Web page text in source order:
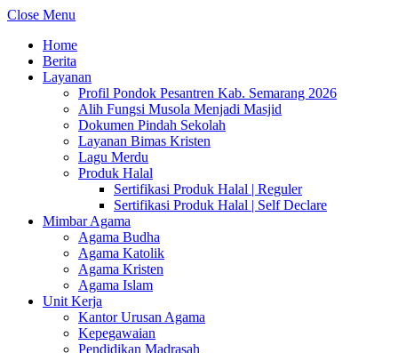
Close Menu
Home
Berita
Layanan
Profil Pondok Pesantren Kab. Semarang 2026
Alih Fungsi Musola Menjadi Masjid
Dokumen Pindah Sekolah
Layanan Bimas Kristen
Lagu Merdu
Produk Halal
Sertifikasi Produk Halal | Reguler
Sertifikasi Produk Halal | Self Declare
Mimbar Agama
Agama Budha
Agama Katolik
Agama Kristen
Agama Islam
Unit Kerja
Kantor Urusan Agama
Kepegawaian
Pendidikan Madrasah